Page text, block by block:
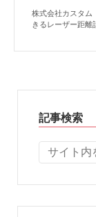
株式会社カスタム
きるレーザー距離
記事検索